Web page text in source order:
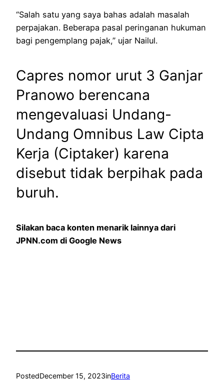
“Salah satu yang saya bahas adalah masalah
perpajakan. Beberapa pasal peringanan hukuman
bagi pengemplang pajak,” ujar Nailul.
Capres nomor urut 3 Ganjar
Pranowo berencana
mengevaluasi Undang-
Undang Omnibus Law Cipta
Kerja (Ciptaker) karena
disebut tidak berpihak pada
buruh.
Silakan baca konten menarik lainnya dari
JPNN.com di Google News
PostedDecember 15, 2023inBerita